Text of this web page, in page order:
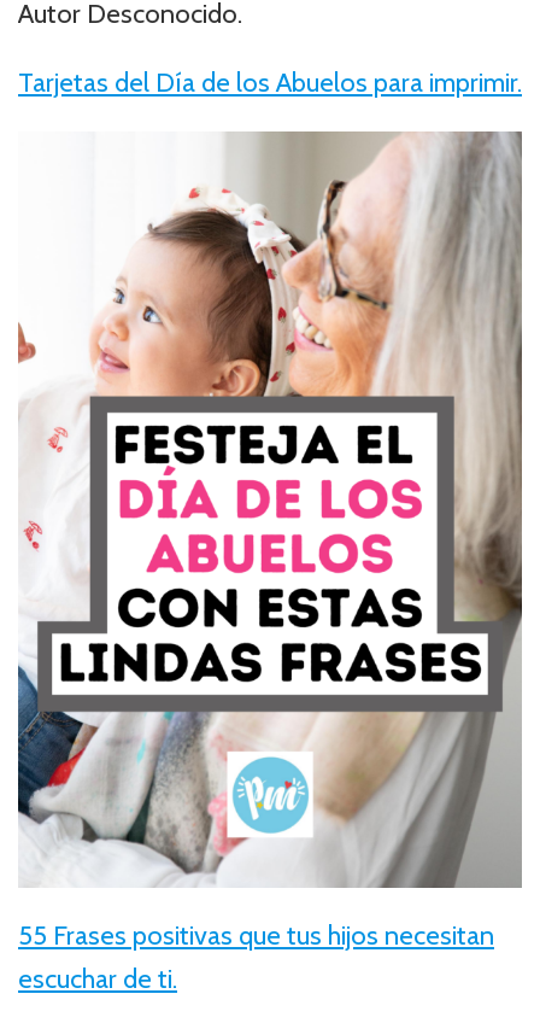
Autor Desconocido.
Tarjetas del Día de los Abuelos para imprimir.
55 Frases positivas que tus hijos necesitan
escuchar de ti.